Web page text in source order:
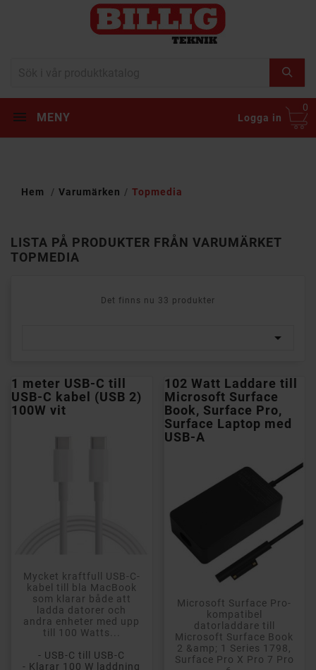
MENY Logga in
0
Hem Varumärken Topmedia
LISTA PÅ PRODUKTER FRÅN VARUMÄRKET
TOPMEDIA
Det finns nu 33 produkter

1 meter USB-C till
USB-C kabel (USB 2)
100W vit
Mycket kraftfull USB-C-
kabel till bla MacBook
som klarar både att
ladda datorer och
andra enheter med upp
till 100 Watts...
- USB-C till USB-C
- Klarar 100 W laddning
102 Watt Laddare till
Microsoft Surface
Book, Surface Pro,
Surface Laptop med
USB-A
Microsoft Surface Pro-
kompatibel
datorladdare till
Microsoft Surface Book
2 &amp; 1 Series 1798,
Surface Pro X Pro 7 Pro